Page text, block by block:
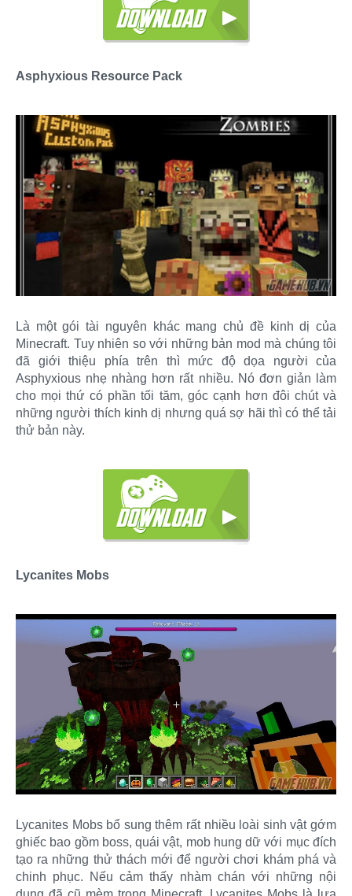
Asphyxious Resource Pack
Là một gói tài nguyên khác mang chủ đề kinh dị của
Minecraft. Tuy nhiên so với những bản mod mà chúng tôi
đã giới thiệu phía trên thì mức độ dọa người của
Asphyxious nhẹ nhàng hơn rất nhiều. Nó đơn giản làm
cho mọi thứ có phần tối tăm, góc cạnh hơn đôi chút và
những người thích kinh dị nhưng quá sợ hãi thì có thể tải
thử bản này.
Lycanites Mobs
Lycanites Mobs bổ sung thêm rất nhiều loài sinh vật gớm
ghiếc bao gồm boss, quái vật, mob hung dữ với mục đích
tạo ra những thử thách mới để người chơi khám phá và
chinh phục. Nếu cảm thấy nhàm chán với những nội